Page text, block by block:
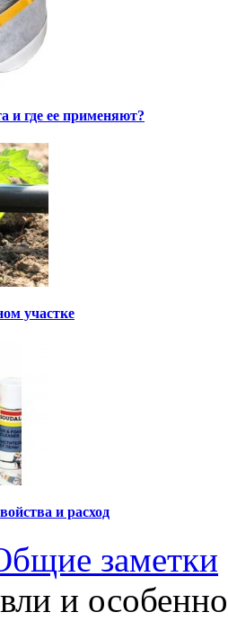
и где ее применяют?
участке
и расход
заметки
и